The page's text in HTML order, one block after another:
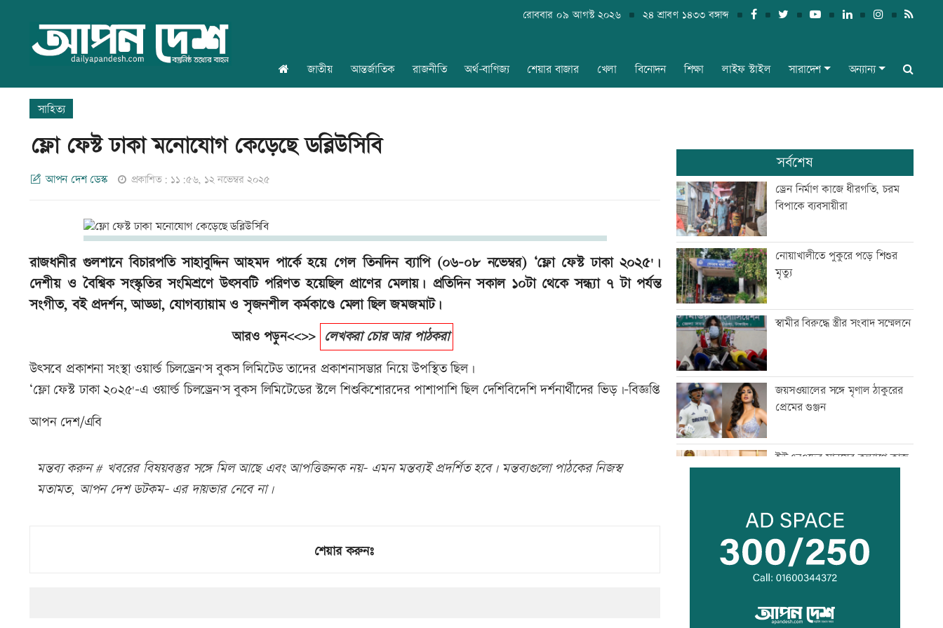
রোববার ০৯ আগস্ট ২০২৬ ২৪ শ্রাবণ ১৪৩৩ বঙ্গাব্দ
জাতীয় আন্তর্জাতিক রাজনীতি অর্থ-বাণিজ্য শেয়ার বাজার খেলা বিনোদন শিক্ষা লাইফ স্টাইল সারাদেশ অন্যান্য
সাহিত্য
ফ্লো ফেস্ট ঢাকা মনোযোগ কেড়েছে ডব্লিউসিবি
আপন দেশ ডেস্ক প্রকাশিত: ১১:৫৬, ১২ নভেম্বর ২০২৫
রাজধানীর গুলশানে বিচারপতি সাহাবুদ্দিন আহমদ পার্কে হয়ে গেল তিনদিন ব্যাপি (০৬-০৮ নভেম্বর) ‘ফ্লো ফেস্ট ঢাকা ২০২৫'।
দেশীয় ও বৈশ্বিক সংস্কৃতির সংমিশ্রণে উৎসবটি পরিণত হয়েছিল প্রাণের মেলায়। প্রতিদিন সকাল ১০টা থেকে সন্ধ্যা ৭ টা পর্যন্ত
সংগীত, বই প্রদর্শন, আড্ডা, যোগব্যায়াম ও সৃজনশীল কর্মকাণ্ডে মেলা ছিল জমজমাট।
আরও পড়ুন<<>> লেখকরা চোর আর পাঠকরা
উৎসবে প্রকাশনা সংস্থা ওয়ার্ল্ড চিলড্রেন'স বুকস লিমিটেড তাদের প্রকাশনাসম্ভার নিয়ে উপস্থিত ছিল।
‘ফ্লো ফেস্ট ঢাকা ২০২৫'-এ ওয়ার্ল্ড চিলড্রেন'স বুকস লিমিটেডের স্টলে শিশুকিশোরদের পাশাপাশি ছিল দেশিবিদেশি দর্শনার্থীদের ভিড়।-বিজ্ঞপ্তি
আপন দেশ/এবি
মন্তব্য করুন # খবরের বিষয়বস্তুর সঙ্গে মিল আছে এবং আপত্তিজনক নয়- এমন মন্তব্যই প্রদর্শিত হবে। মন্তব্যগুলো পাঠকের নিজস্ব
মতামত, আপন দেশ ডটকম- এর দায়ভার নেবে না।
শেয়ার করুনঃ
সর্বশেষ
ড্রেন নির্মাণ কাজে ধীরগতি, চরম
বিপাকে ব্যবসায়ীরা
নোয়াখালীতে পুকুরে পড়ে শিশুর
মৃত্যু
স্বামীর বিরুদ্ধে স্ত্রীর সংবাদ সম্মেলনে
জয়সওয়ালের সঙ্গে মৃণাল ঠাকুরের
প্রেমের গুঞ্জন
ইউএনওদের মানুষের কল্যাণে কাজ
কালীগঞ্জে ৩ মাদকসেবীকে কারাদণ্ড
আবৃত্তি চিত্রাঙ্কন প্রতিযোগিতা